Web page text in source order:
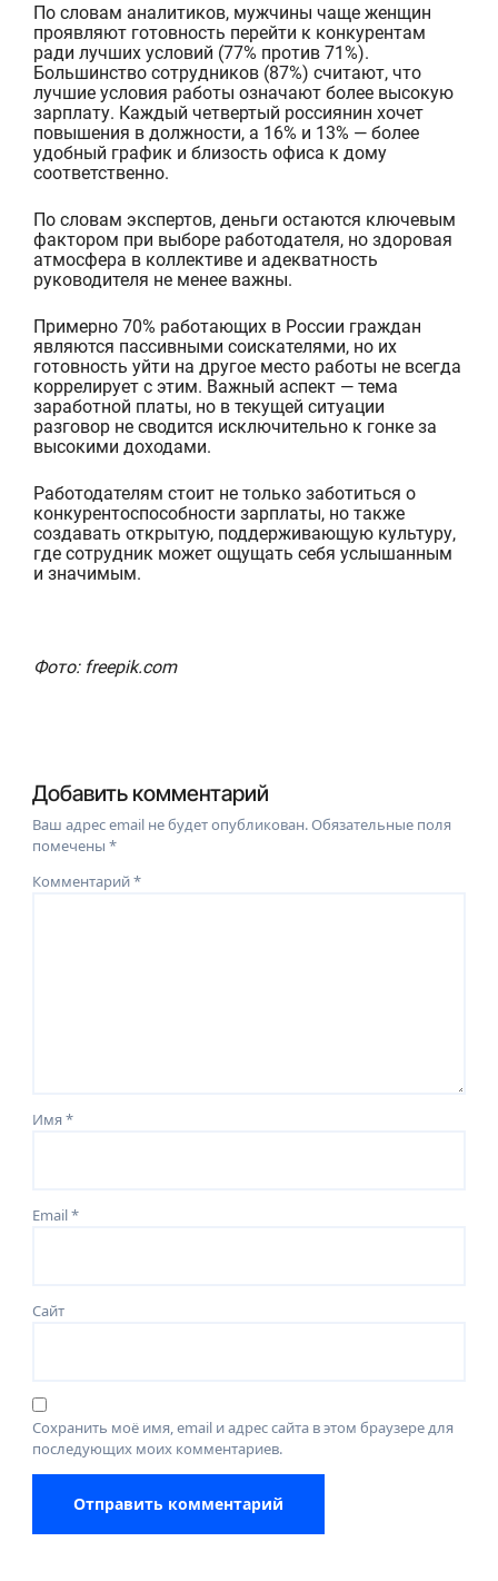
Пословам аналитиков, мужчины чаще женщин
проявляют готовность перейти к конкурентам
ради лучших условий (77% против 71%).
Большинство сотрудников (87%) считают, что
лучшие условия работы означают более высокую
зарплату. Каждый четвертый россиянин хочет
повышения в должности, а 16% и 13% — более
удобный график и близость офиса к дому
соответственно.
По словам экспертов, деньги остаются ключевым
фактором при выборе работодателя, но здоровая
атмосфера в коллективе и адекватность
руководителя не менее важны.
Примерно 70% работающих в России граждан
являются пассивными соискателями, но их
готовность уйти на другое место работы не всегда
коррелирует с этим. Важный аспект — тема
заработной платы, но в текущей ситуации
разговор не сводится исключительно к гонке за
высокими доходами.
Работодателям стоит не только заботиться о
конкурентоспособности зарплаты, но также
создавать открытую, поддерживающую культуру,
где сотрудник может ощущать себя услышанным
и значимым.
Фото: freepik.com
Добавить комментарий
Ваш адрес email не будет опубликован.Обязательные поля
помечены*
Комментарий*
Имя*
Email*
Сайт
Сохранить моё имя, email и адрес сайта в этом браузере для
последующих моих комментариев.